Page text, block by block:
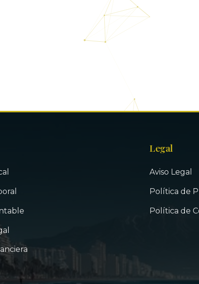
Legal
Aviso Legal
Política de
Política de